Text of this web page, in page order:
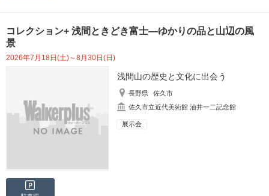
コレクション+ 浅間ときどき富士―ゆかりの品と山辺の風
景
2026年7月18日(土)～8月30日(日)
浅間山の歴史と文化に出会う
長野県
佐久市
佐久市立近代美術館 油井一二記念館
展示会